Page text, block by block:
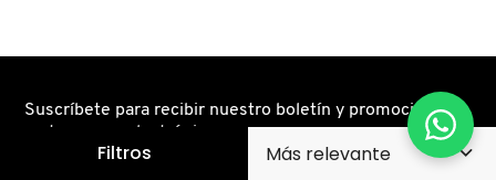
Filtros
Suscríbete para recibir nuestro boletín y promociones
en tu correo electrónico